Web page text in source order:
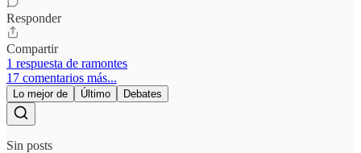
Responder
Compartir
1 respuesta de ramontes
17 comentarios más...
Lo mejor de Último Debates
Sin posts